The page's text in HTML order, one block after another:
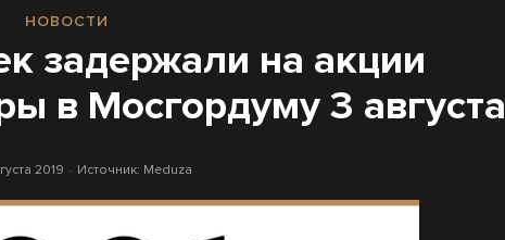
НОВОСТИ
задержали на акции
в Мосгордуму 3 августа
2019 Источник: Meduza